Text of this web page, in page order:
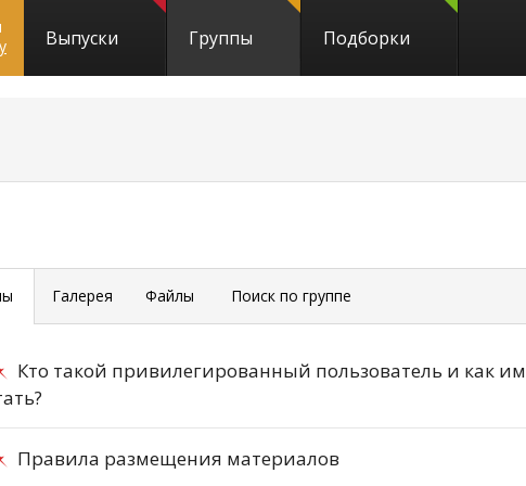
Выпуски Группы Подборки
Галерея Файлы Поиск по группе
Кто такой привилегированный пользователь и как им
Правила размещения материалов